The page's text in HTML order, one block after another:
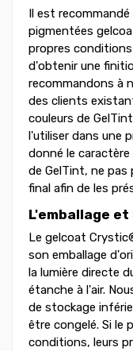
Il est
pigmentées
propres
d'obtenir une
recommandons à
des clients
couleurs de
l'utiliser dans une
donné le
de GelTint, ne
final afin de les
L'emballage
Le gelcoat
son emballage
la lumière directe
étanche à l'air.
de stockage
être congelé. Si le
conditions, leurs